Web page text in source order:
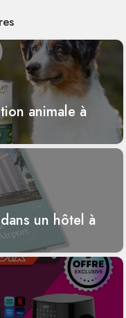
animale à
un hôtel à